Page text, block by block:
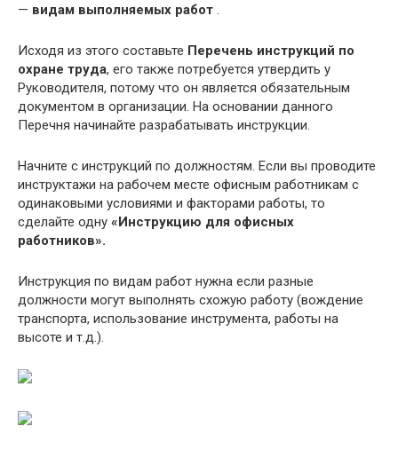
— видам выполняемых работ
Исходя из этого составьте Перечень инструкций по
охране труда, его также потребуется утвердить у
Руководителя, потому что он является обязательным
документом в организации. На основании данного
Перечня начинайте разрабатывать инструкции.
Начните с инструкций по должностям. Если вы проводите
инструктажи на рабочем месте офисным работникам с
одинаковыми условиями и факторами работы, то
сделайте одну «Инструкцию для офисных
работников».
Инструкция по видам работ нужна если разные
должности могут выполнять схожую работу (вождение
транспорта, использование инструмента, работы на
высоте и т.д.).